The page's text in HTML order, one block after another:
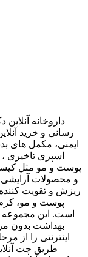
داروخانه
رسانی و خرید
ایمنی، مکمل های
اسپری
پوست و مو مثل
و محصولات آرایشی
ریزش و تقویت
پوست و مو،
است. این مجموعه
بهداشت بدون
اینترنتی را از